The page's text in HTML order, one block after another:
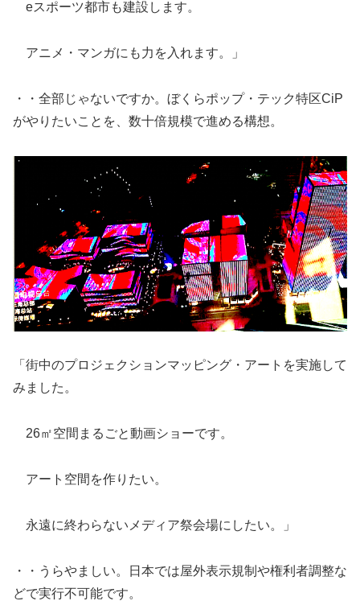
eスポーツ都市も建設します。
アニメ・マンガにも力を入れます。」
・・全部じゃないですか。ぼくらポップ・テック特区CiP
がやりたいことを、数十倍規模で進める構想。
「街中のプロジェクションマッピング・アートを実施して
みました。
26㎡空間まるごと動画ショーです。
アート空間を作りたい。
永遠に終わらないメディア祭会場にしたい。」
・・うらやましい。日本では屋外表示規制や権利者調整な
どで実行不可能です。